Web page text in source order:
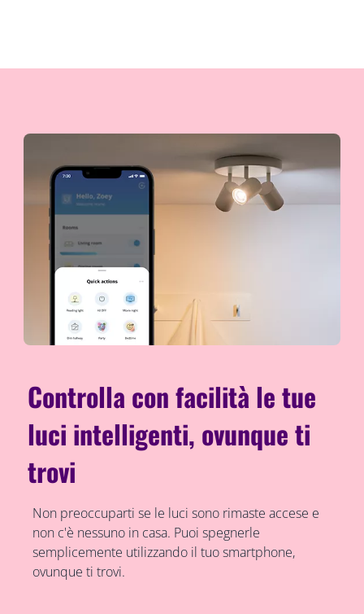
Controlla con facilità le tue
luci intelligenti, ovunque ti
trovi
Non preoccuparti se le luci sono rimaste accese e
non c'è nessuno in casa. Puoi spegnerle
semplicemente utilizzando il tuo smartphone,
ovunque ti trovi.